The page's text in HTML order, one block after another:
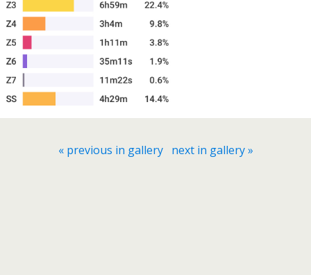
« previous in gallery next in gallery »